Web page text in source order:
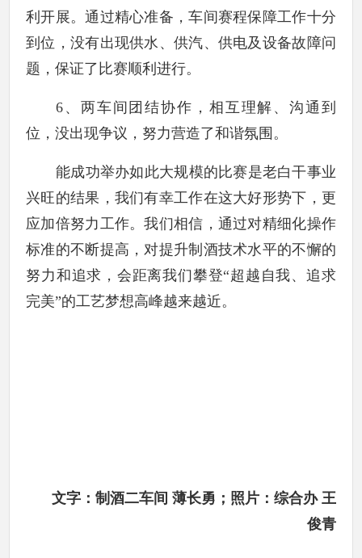
利开展。通过精心准备，车间赛程保障工作十分
到位，没有出现供水、供汽、供电及设备故障问
题，保证了比赛顺利进行。
6 、两车间团结协作，相互理解、沟通到
位，没出现争议，努力营造了和谐氛围。
能成功举办如此大规模的比赛是老白干事业
兴旺的结果，我们有幸工作在这大好形势下，更
应加倍努力工作。我们相信，通过对精细化操作
标准的不断提高，对提升制酒技术水平的不懈的
努力和追求，会距离我们攀登“超越自我、追求
完美”的工艺梦想高峰越来越近。
文字：制酒二车间 薄长勇；照片：综合办 王
俊青